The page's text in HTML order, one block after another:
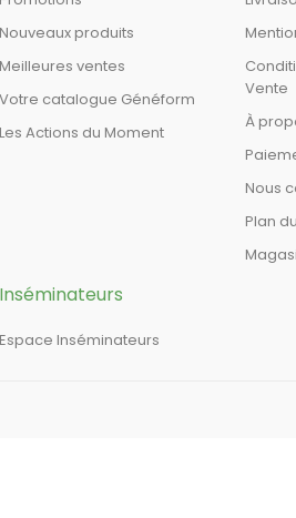
Nouveaux produits
Meilleures ventes
Votre catalogue Généform
Les Actions du Moment
Vente
À
Nous
Plan
Inséminateurs
Espace Inséminateurs